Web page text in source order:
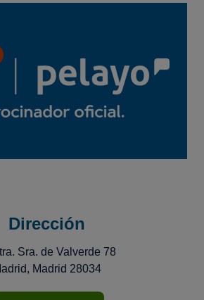
Dirección
Sra. de Valverde 78
Madrid 28034